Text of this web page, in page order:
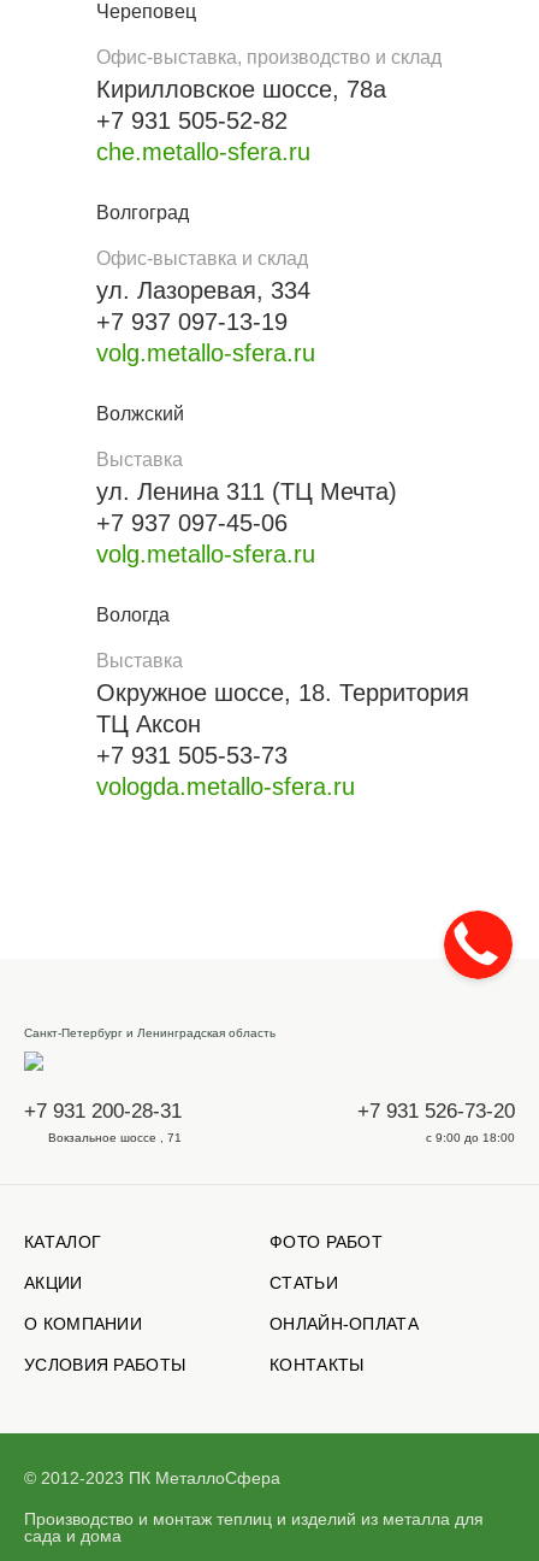
Череповец
Офис-выставка, производство и склад
Кирилловское шоссе, 78а
+7 931 505-52-82
che.metallo-sfera.ru
Волгоград
Офис-выставка и склад
ул. Лазоревая, 334
+7 937 097-13-19
volg.metallo-sfera.ru
Волжский
Выставка
ул. Ленина 311 (ТЦ Мечта)
+7 937 097-45-06
volg.metallo-sfera.ru
Вологда
Выставка
Окружное шоссе, 18. Территория
ТЦ Аксон
+7 931 505-53-73
vologda.metallo-sfera.ru
Санкт-Петербург и Ленинградская область
+7 931 200-28-31
Вокзальное шоссе , 71
+7 931 526-73-20
с 9:00 до 18:00
КАТАЛОГ
АКЦИИ
О КОМПАНИИ
УСЛОВИЯ РАБОТЫ
ФОТО РАБОТ
СТАТЬИ
ОНЛАЙН-ОПЛАТА
КОНТАКТЫ
© 2012-2023 ПК МеталлоСфера
Производство и монтаж теплиц и изделий из металла для
сада и дома